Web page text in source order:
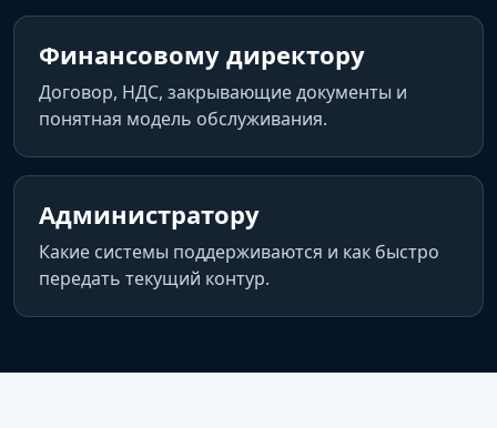
Финансовому директору
Договор, НДС, закрывающие документы и
понятная модель обслуживания.
Администратору
Какие системы поддерживаются и как быстро
передать текущий контур.